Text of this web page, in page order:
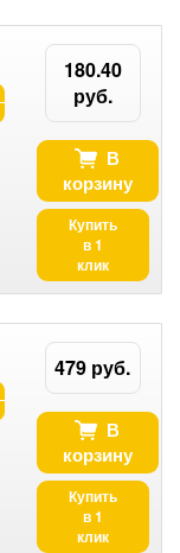
180.40
руб.
В
корзину
Купить
в 1
клик
479 руб.
В
корзину
Купить
в 1
клик